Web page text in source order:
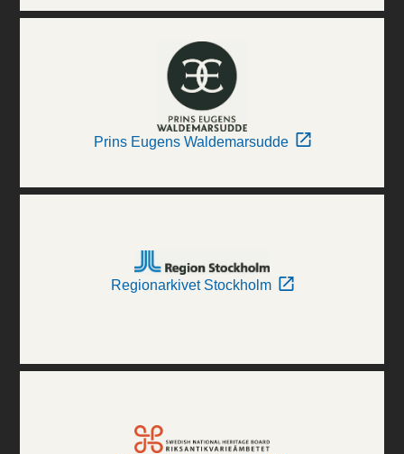
Prins Eugens Waldemarsudde
Regionarkivet Stockholm